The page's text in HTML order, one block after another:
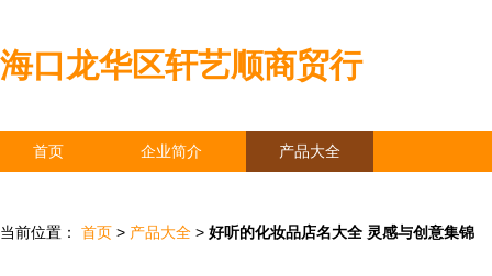
海口龙华区轩艺顺商贸行
首页 企业简介 产品大全
当前位置： 首页 > 产品大全 > 好听的化妆品店名大全 灵感与创意集锦